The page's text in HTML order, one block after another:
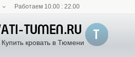
Работаем 10.00 : 22.00
Купить кровать в Тюмени